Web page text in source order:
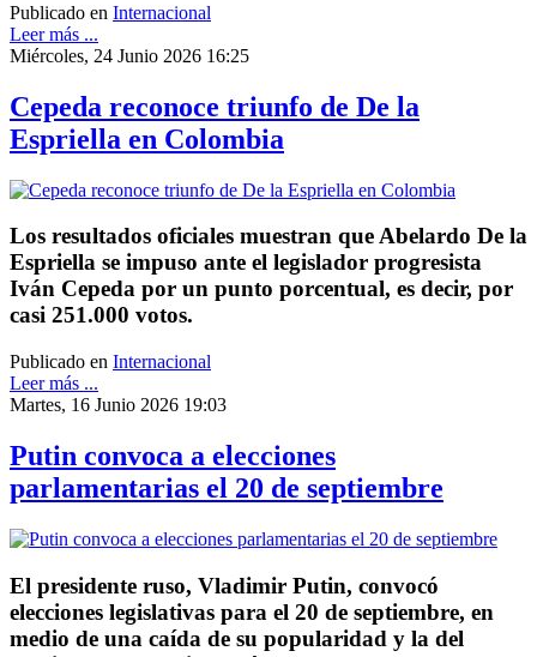
Publicado en Internacional
Leer más ...
Miércoles, 24 Junio 2026 16:25
Cepeda reconoce triunfo de De la
Espriella en Colombia
Los resultados oficiales muestran que Abelardo De la
Espriella se impuso ante el legislador progresista
Iván Cepeda por un punto porcentual, es decir, por
casi 251.000 votos.
Publicado en Internacional
Leer más ...
Martes, 16 Junio 2026 19:03
Putin convoca a elecciones
parlamentarias el 20 de septiembre
El presidente ruso, Vladimir Putin, convocó
elecciones legislativas para el 20 de septiembre, en
medio de una caída de su popularidad y la del